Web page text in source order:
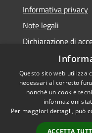
Informativa privacy
Note legali
Dichiarazione di
Accessibilità
Privacy
Questo sito web utilizza
necessari al corretto
nonché un cookie
informazioni
Per maggiori dettagli, può
ACCETTA